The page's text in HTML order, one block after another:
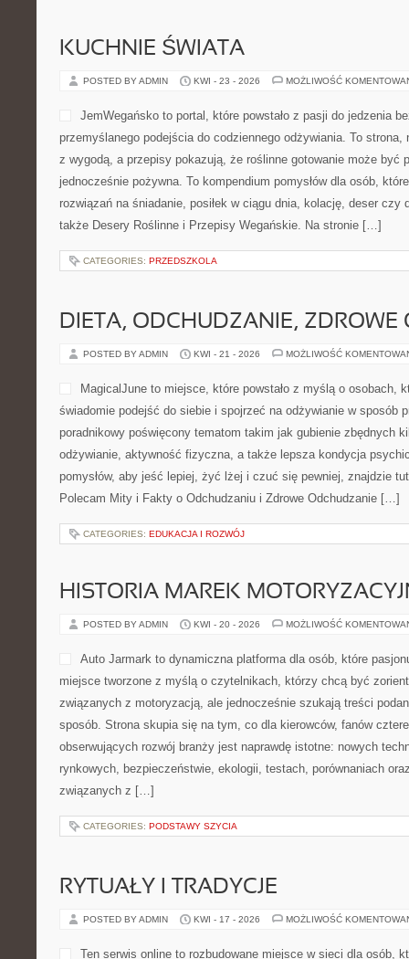
KUCHNIE ŚWIATA
POSTED BY ADMIN KWI - 23 - 2026 MOŻLIWOŚĆ
JemWegańsko to portal, które powstało z pasji do jedzenia
przemyślanego podejścia do codziennego odżywiania. To
z wygodą, a przepisy pokazują, że roślinne gotowanie może być
jednocześnie pożywna. To kompendium pomysłów dla osób,
rozwiązań na śniadanie, posiłek w ciągu dnia, kolację, deser czy
także Desery Roślinne i Przepisy Wegańskie. Na stronie […]
CATEGORIES: PRZEDSZKOLA
DIETA, ODCHUDZANIE, ZDROWE
POSTED BY ADMIN KWI - 21 - 2026 MOŻLIWOŚĆ
MagicalJune to miejsce, które powstało z myślą o osobach,
świadomie podejść do siebie i spojrzeć na odżywianie w sposób
poradnikowy poświęcony tematom takim jak gubienie zbędnych
odżywianie, aktywność fizyczna, a także lepsza kondycja
pomysłów, aby jeść lepiej, żyć lżej i czuć się pewniej, znajdzie
Polecam Mity i Fakty o Odchudzaniu i Zdrowe Odchudzanie […]
CATEGORIES: EDUKACJA I ROZWÓJ
HISTORIA MAREK
POSTED BY ADMIN KWI - 20 - 2026 MOŻLIWOŚĆ
Auto Jarmark to dynamiczna platforma dla osób, które
miejsce tworzone z myślą o czytelnikach, którzy chcą być
związanych z motoryzacją, ale jednocześnie szukają treści
sposób. Strona skupia się na tym, co dla kierowców, fanów
obserwujących rozwój branży jest naprawdę istotne: nowych
rynkowych, bezpieczeństwie, ekologii, testach, porównaniach
związanych z […]
CATEGORIES: PODSTAWY SZYCIA
RYTUAŁY I TRADYCJE
POSTED BY ADMIN KWI - 17 - 2026 MOŻLIWOŚĆ
Ten serwis online to rozbudowane miejsce w sieci dla osób,